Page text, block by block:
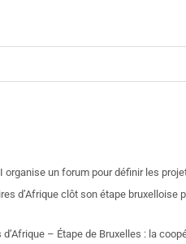
organise un forum pour définir les
d’Afrique clôt son étape
– Étape de Bruxelles : la